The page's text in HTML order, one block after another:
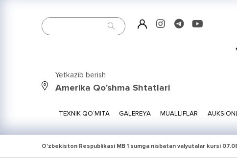
Yetkazib berish
Amerika Qo'shma Shtatlari
TEXNIK QO‘MITA GALEREYA MUALLIFLAR
O'zbekiston Respublikasi MB 1 sumga nisbatan valyutalar kursi